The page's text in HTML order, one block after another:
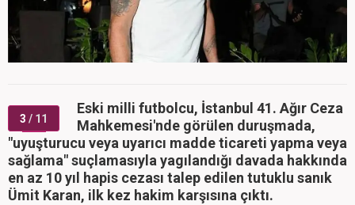
3 / 11
Eski milli futbolcu, İstanbul 41. Ağır Ceza
Mahkemesi'nde görülen duruşmada,
"uyuşturucu veya uyarıcı madde ticareti yapma veya
sağlama" suçlamasıyla yagılandığı davada hakkında
en az 10 yıl hapis cezası talep edilen tutuklu sanık
Ümit Karan, ilk kez hakim karşısına çıktı.